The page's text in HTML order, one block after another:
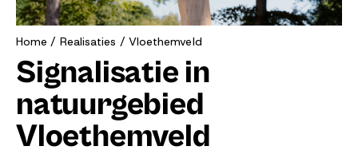
Home Realisaties Vloethemveld
Signalisatie in
natuurgebied
Vloethemveld